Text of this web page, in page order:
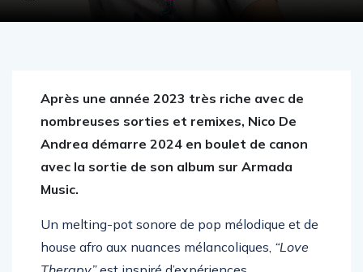
nombreuses sorties et remixes, Nico De
Andrea démarre 2024 en boulet de canon
avec la sortie de son album sur Armada
Music.
house afro aux nuances mélancoliques,“Love
Therapy”est inspiré d’expériences